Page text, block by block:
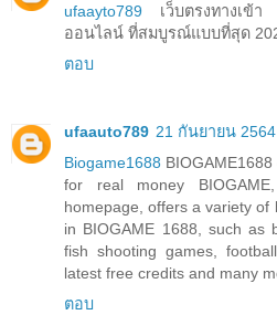
ufaayto789 เว็บตรงทางเข้
ออนไลน์ ที่สมบูรณ์แบบที่สุด
ตอบ
ufaauto789 21 กันยายน 2564
Biogame1688
for real money
homepage, offers a variety
in BIOGAME 1688, such as
fish shooting games,
latest free credits and many
ตอบ